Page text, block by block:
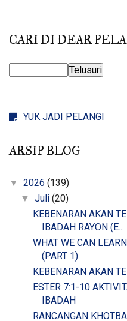
CARI DI DEAR
YUK JADI PELANGI
ARSIP BLOG
▼ 2026 (139)
▼Juli(20)
KEBENARAN AKAN
IBADAH RAYON (E...
WHAT WE CAN
(PART 1)
KEBENARAN AKAN
ESTER 7:1-10
IBADAH
RANCANGAN